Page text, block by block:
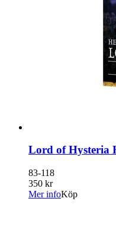
Lord of Hysteria
83-118
350 kr
Mer infoKöp